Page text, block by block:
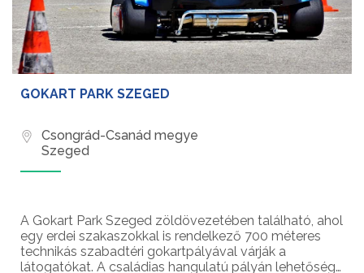
GOKART PARK SZEGED
Csongrád-Csanád megye
Szeged
A Gokart Park Szeged zöldövezetében található, ahol
egy erdei szakaszokkal is rendelkező 700 méteres
technikás szabadtéri gokartpályával várják a
látogatókat. A családias hangulatú pályán lehetőség